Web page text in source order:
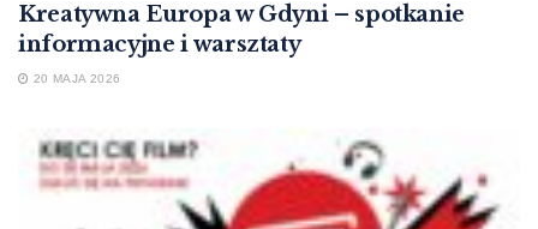
Kreatywna Europa w Gdyni – spotkanie
informacyjne i warsztaty
20 MAJA 2026